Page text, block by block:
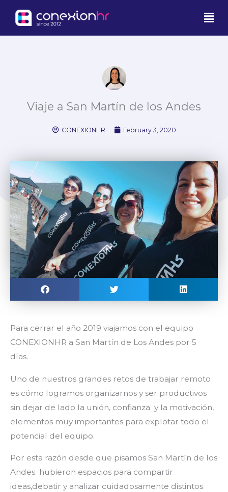
content
Viaje a San Martín de los Andes
CONEXIONHR February 3, 2020
Para cerrar el año 2019 viajamos con el equipo
CONEXIONHR a San Martín de Los Andes por 5
días.
Uno de nuestros grandes retos de trabajar remoto
es cómo logramos organizarnos y ser productivos
sin dejar de lado la unión, confianza y la motivación,
elementos muy importantes para explotar todo el
potencial del equipo.
Por esta razón desde que pisamos San Martín de los
Andes hubieron espacios para compartir
ideas,debatir y analizar cuidadosamente distintos